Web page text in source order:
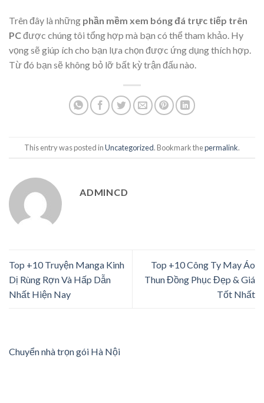
Trên đây là những phần mềm xem bóng đá trực tiếp trên
PCđược chúng tôi tổng hợp mà bạn có thể tham khảo. Hy
vọng sẽ giúp ích cho bạn lựa chọn được ứng dụng thích hợp.
Từ đó bạn sẽ không bỏ lỡ bất kỳ trận đấu nào.
This entry was posted inUncategorized. Bookmark thepermalink.
ADMINCD
Top +10 Truyện Manga Kinh
Dị Rùng Rợn Và Hấp Dẫn
Nhất Hiện Nay
Top +10 Công Ty May Áo
Thun Đồng Phục Đẹp & Giá
Tốt Nhất
Chuyển nhà trọn gói Hà Nội